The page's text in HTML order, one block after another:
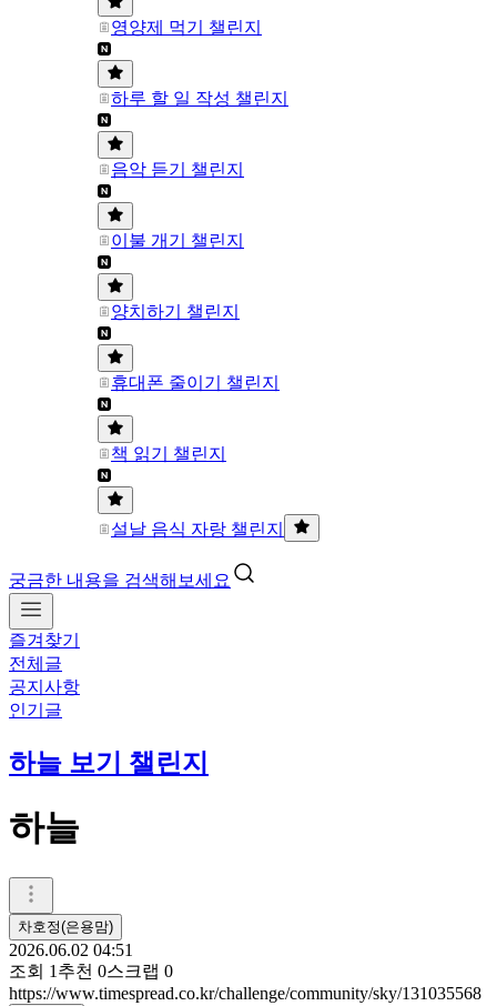
영양제 먹기 챌린지
하루 할 일 작성 챌린지
음악 듣기 챌린지
이불 개기 챌린지
양치하기 챌린지
휴대폰 줄이기 챌린지
책 읽기 챌린지
설날 음식 자랑 챌린지
궁금한 내용을 검색해보세요
즐겨찾기
전체글
공지사항
인기글
하늘 보기 챌린지
하늘
차호정(은용맘)
2026.06.02 04:51
조회 1 추천 0스크랩 0
https://www.timespread.co.kr/challenge/community/sky/131035568